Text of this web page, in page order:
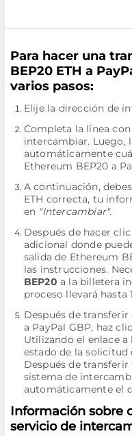
Para hacer una
BEP20 ETH a
varios pasos:
Elije la dirección de
Completa la línea
intercambiar. Luego,
automáticamente
Ethereum BEP20 a
A continuación,
ETH correcta, tu
en "Intercambiar".
Después de hacer
adicional donde
salida de Ethereum
las instrucciones.
BEP20 a la billetera
proceso llevará hasta
Después de
a PayPal GBP, haz
Utilizando el enlace a
estado de la solicitud
Después de
sistema de
automáticamente el
Información sobre
servicio de